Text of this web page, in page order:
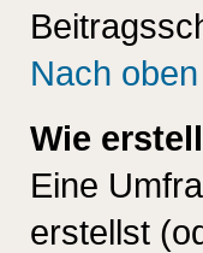
Nach oben
Wie
Eine
erstellst